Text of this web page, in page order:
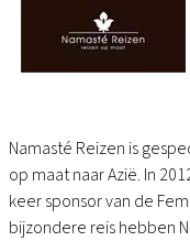
Namasté Reizen is
op maat naar Azië. In
keer sponsor van de
bijzondere reis hebben